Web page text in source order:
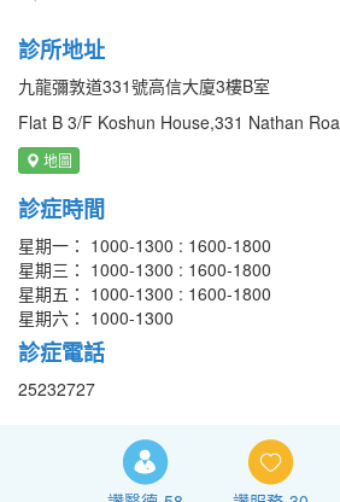
診所地址
九龍彌敦道331號高信大廈3樓B室
Flat B 3/F Koshun House,331 Nathan
地圖
診症時間
星期一： 1000-1300 : 1600-1800
星期三： 1000-1300 : 1600-1800
星期五： 1000-1300 : 1600-1800
星期六： 1000-1300
診症電話
25232727